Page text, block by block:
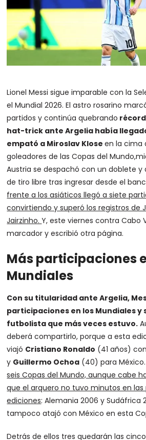
Lionel Messi sigue imparable con la
el Mundial 2026. El astro rosarino
partidos y continúa quebrando
hat-trick ante Argelia había
empató a Miroslav Kloseen la cima
goleadores de las Copas del
Austria se despachó con un doblete
de tiro libre tras ingresar desde el
frente a los asiáticos llegó a siete
convirtiendo y superó los registros de
Jairzinho.Y, este viernes contra Cabo
marcador y escribió otra página.
Más participaciones
Mundiales
Con su titularidad ante Argelia,
participaciones en los Mundiales y
futbolista que más veces estuvo.
deberá compartirlo, porque a esta
viajó Cristiano Ronaldo (41 años)
y Guillermo Ochoa (40) para
seis Copas del Mundo, aunque cabe
que el arquero no tuvo minutos en las
ediciones: Alemania 2006 y Sudáfrica
tampoco atajó con México en esta
Detrás de ellos tres quedarán las